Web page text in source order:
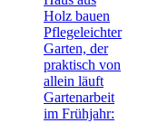
Holz bauen
Pflegeleichter
Garten, der
praktisch von
allein läuft
Gartenarbeit
im Frühjahr: